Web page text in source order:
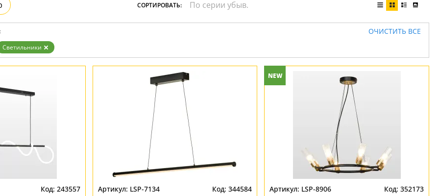
СОРТИРОВАТЬ:
ОЧИСТИТЬ ВСЕ
Светильники
243557 LSP-7134 344584
NEW
LSP-8906 352173